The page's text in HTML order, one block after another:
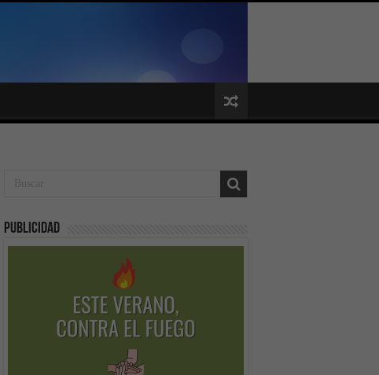
Publicidad